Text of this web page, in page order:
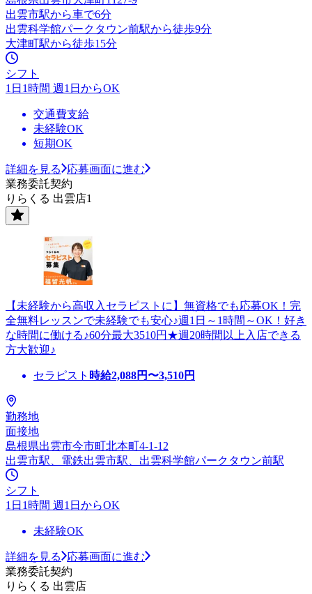
出雲市駅から車で6分
出雲科学館パークタウン前駅から徒歩9分
大津町駅から徒歩15分
シフト
1日1時間 週1日からOK
交通費支給
未経験OK
短期OK
詳細を見る
応募画面に進む
業務委託契約
りらくる 出雲店1
【未経験から高収入セラピストに】無資格でも応募OK！完
全無料レッスンで未経験でも安心♪週1日～1時間～OK！好き
な時間に働ける♪60分最大3510円★週20時間以上入店できる
方大歓迎♪
セラピスト 時給2,088円〜3,510円
勤務地
面接地
島根県出雲市今市町北本町4-1-12
出雲市駅、電鉄出雲市駅、出雲科学館パークタウン前駅
シフト
1日1時間 週1日からOK
未経験OK
詳細を見る
応募画面に進む
業務委託契約
りらくる 出雲店